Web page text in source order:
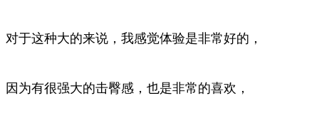
对于这种大的来说，我感觉体验是非常好的，
因为有很强大的击臀感，也是非常的喜欢，